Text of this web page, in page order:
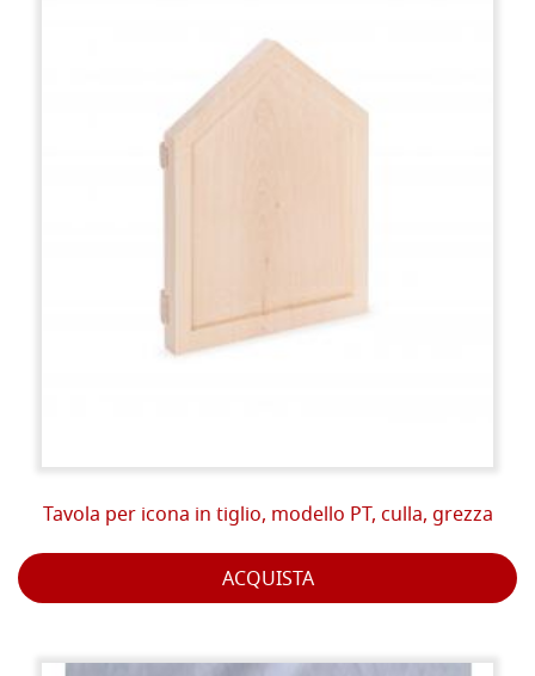
Tavola per icona in tiglio, modello PT, culla, grezza
ACQUISTA